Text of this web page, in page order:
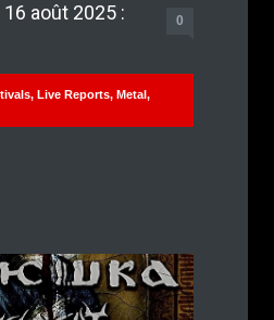
16 août 2025 :
0
, Live Reports, Metal ,